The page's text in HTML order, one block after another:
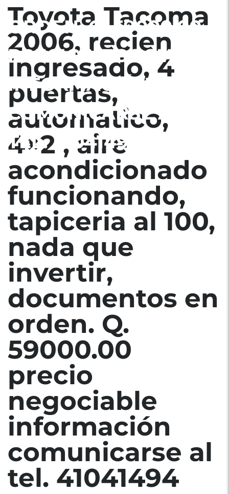
ORDEN. Q. 59000.00
PRECIO NEGOCIABLE
INFORMACIÓN
COMUNICARSE AL
TEL. 41041494
Toyota Tacoma
2006, recien
ingresado, 4
puertas,
automatico,
4×2 , aire
acondicionado
funcionando,
tapiceria al 100,
nada que
invertir,
documentos en
orden. Q.
59000.00
precio
negociable
información
comunicarse al
tel. 41041494